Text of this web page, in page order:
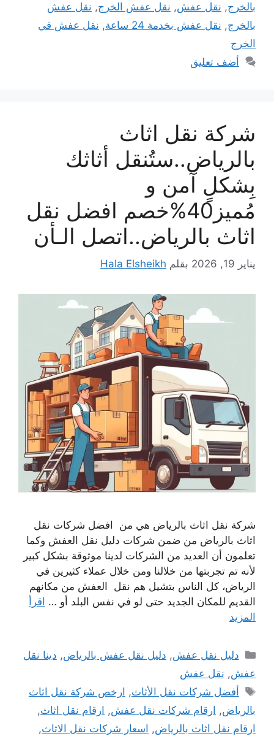
بالخرج, نقل عفش, نقل عفش الخرج, نقل عفش
بالخرج, نقل عفش بخدمة 24 ساعة , نقل عفش في
الخرج
أضف تعليق
شركة نقل اثاث
بالرياض..ستُنقل أثاثك
بِشكلٍ آمن و
مُميز40%خصم افضل نقل
اثاث بالرياض..اتصل الـأن
يناير 19, 2026 بقلم Hala Elsheikh
شركة نقل اثاث بالرياض هي من افضل شركات نقل
اثاث بالرياض من ضمن شركات دليل نقل العفش وكما
تعلمون أن العديد من الشركات لدينا موثوقة بشكل كبير
لأنه تم تجربتها من خلالنا ومن خلال عملاء كثيرين في
الرياض، كل الناس بتشيل هم نقل العفش من مكانهم
القديم للمكان الجديد حتى لو في نفس البلد أو … اقرأ
المزيد
التصنيفات
دليل نقل عفش, دليل نقل عفش بالرياض, دينا نقل
عفش, نقل عفش
الوسوم
أفضل شركات نقل الأثاث, ارخص شركة نقل اثاث
بالرياض, ارقام شركات نقل عفش, ارقام نقل اثاث,
ارقام نقل اثاث بالرياض, اسعار شركات نقل الاثاث,